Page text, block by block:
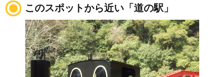
このスポットから近い「道の駅」